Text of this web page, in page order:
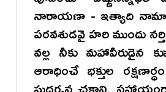
నారాయణా - ఇత్యాది
పరవశుడవై హరి ముందు
వల్ల నీకు మహావీరుడైన
ఆరాధించే భక్తుల